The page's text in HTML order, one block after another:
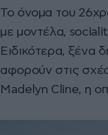
Το όνομα του
με μοντέλα,
Ειδικότερα, ξένα
αφορούν στις
Madelyn Cline, η